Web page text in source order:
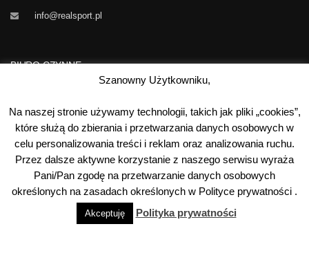
info@realsport.pl
BIURO CZYNNE
7 dni w tygodniu
Poniedziałek-Piątek: 1000- 15
Sobota:
kontakt telefoniczny
Niedziela:
nieczynne
Szanowny Użytkowniku,
Na naszej stronie używamy technologii, takich jak pliki „cookies”,
które służą do zbierania i przetwarzania danych osobowych w
celu personalizowania treści i reklam oraz analizowania ruchu.
Przez dalsze aktywne korzystanie z naszego serwisu wyraża
Pani/Pan zgodę na przetwarzanie danych osobowych
określonych na zasadach określonych w Polityce prywatności .
Akceptuję Polityka prywatności